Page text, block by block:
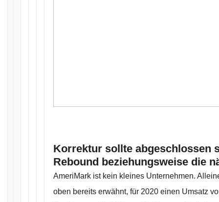
Korrektur sollte abgeschlossen
Rebound beziehungsweise die
AmeriMark ist kein kleines Unternehmen.
oben bereits erwähnt, für 2020 einen Umsatz